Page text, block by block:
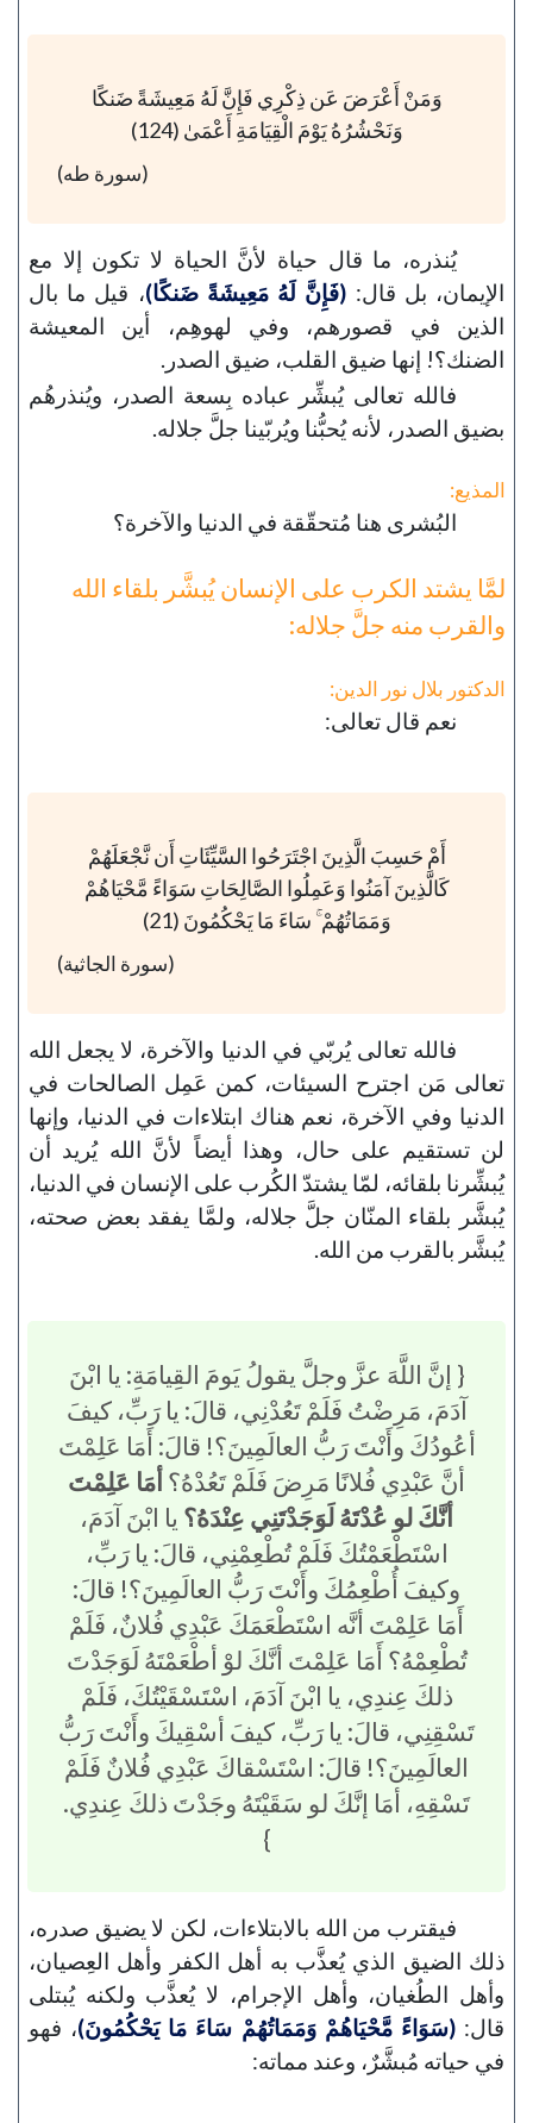
وَمَنْ أَعْرَضَ عَن ذِكْرِي فَإِنَّ لَهُ مَعِيشَةً ضَنكًا
وَنَحْشُرُهُ يَوْمَ الْقِيَامَةِ أَعْمَىٰ (124)
(سورة طه)
يُنذره، ما قال حياة لأنَّ الحياة لا تكون إلا مع
الإيمان، بل قال: (فَإِنَّ لَهُ مَعِيشَةً ضَنكًا)، قيل ما بال
الذين في قصورهم، وفي لهوهِم، أين المعيشة
الضنك؟! إنها ضيق القلب، ضيق الصدر.
فالله تعالى يُبشِّر عباده بِسعة الصدر، ويُنذرهُم
بضيق الصدر، لأنه يُحبُّنا ويُربّينا جلَّ جلاله.
المذيع:
البُشرى هنا مُتحقّقة في الدنيا والآخرة؟
لمَّا يشتد الكرب على الإنسان يُبشَّر بلقاء الله
والقرب منه جلَّ جلاله:
الدكتور بلال نور الدين:
نعم قال تعالى:
أَمْ حَسِبَ الَّذِينَ اجْتَرَحُوا السَّيِّئَاتِ أَن نَّجْعَلَهُمْ
كَالَّذِينَ آمَنُوا وَعَمِلُوا الصَّالِحَاتِ سَوَاءً مَّحْيَاهُمْ
وَمَمَاتُهُمْ ۚ سَاءَ مَا يَحْكُمُونَ (21)
(سورة الجاثية)
فالله تعالى يُربّي في الدنيا والآخرة، لا يجعل الله
تعالى مَن اجترح السيئات، كمن عَمِل الصالحات في
الدنيا وفي الآخرة، نعم هناك ابتلاءات في الدنيا، وإنها
لن تستقيم على حال، وهذا أيضاً لأنَّ الله يُريد أن
يُبشِّرنا بلقائه، لمّا يشتدّ الكُرب على الإنسان في الدنيا،
يُبشَّر بلقاء المنّان جلَّ جلاله، ولمَّا يفقد بعض صحته،
يُبشَّر بالقرب من الله.
{ إنَّ اللَّهَ عزَّ وجلَّ يقولُ يَومَ القِيامَةِ: يا ابْنَ
آدَمَ، مَرِضْتُ فَلَمْ تَعُدْنِي، قالَ: يا رَبِّ، كيفَ
أعُودُكَ وأَنْتَ رَبُّ العالَمِينَ؟! قالَ: أَمَا عَلِمْتَ
أنَّ عَبْدِي فُلانًا مَرِضَ فَلَمْ تَعُدْهُ؟ أمَا عَلِمْتَ
أنَّكَ لو عُدْتَهُ لَوَجَدْتَنِي عِنْدَهُ؟ يا ابْنَ آدَمَ،
اسْتَطْعَمْتُكَ فَلَمْ تُطْعِمْنِي، قالَ: يا رَبِّ،
وكيفَ أُطْعِمُكَ وأَنْتَ رَبُّ العالَمِينَ؟! قالَ:
أَمَا عَلِمْتَ أنَّه اسْتَطْعَمَكَ عَبْدِي فُلانٌ، فَلَمْ
تُطْعِمْهُ؟ أَمَا عَلِمْتَ أنَّكَ لوْ أطْعَمْتَهُ لَوَجَدْتَ
ذلكَ عِندِي، يا ابْنَ آدَمَ، اسْتَسْقَيْتُكَ، فَلَمْ
تَسْقِنِي، قالَ: يا رَبِّ، كيفَ أسْقِيكَ وأَنْتَ رَبُّ
العالَمِينَ؟! قالَ: اسْتَسْقاكَ عَبْدِي فُلانٌ فَلَمْ
تَسْقِهِ، أمَا إنَّكَ لو سَقَيْتَهُ وجَدْتَ ذلكَ عِندِي.
}
فيقترب من الله بالابتلاءات، لكن لا يضيق صدره،
ذلك الضيق الذي يُعذَّب به أهل الكفر وأهل العِصيان،
وأهل الطُغيان، وأهل الإجرام، لا يُعذَّب ولكنه يُبتلى
قال: (سَوَاءً مَّحْيَاهُمْ وَمَمَاتُهُمْ سَاءَ مَا يَحْكُمُونَ)، فهو
في حياته مُبشَّرٌ، وعند مماته: